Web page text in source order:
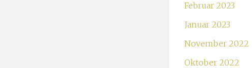
Februar 2023
Januar 2023
November 2022
Oktober 2022